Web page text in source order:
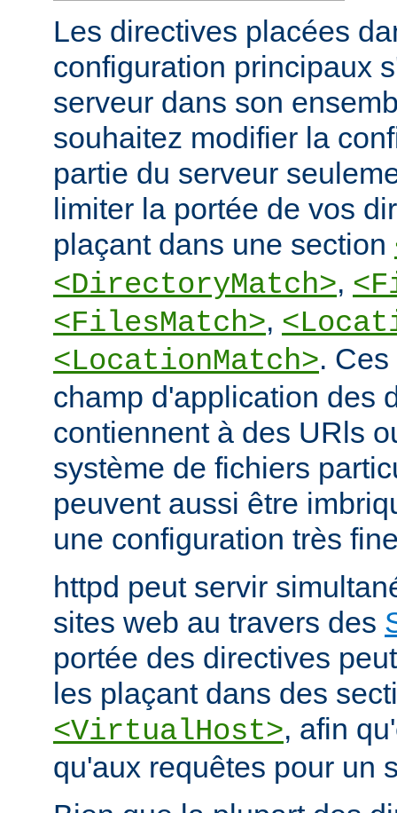
Les directives placées
configuration principaux
serveur dans son
souhaitez modifier la
partie du serveur
limiter la portée de vos
plaçant dans une section
<DirectoryMatch>,
<FilesMatch>,
<LocationMatch>.
champ d'application des
contiennent à des URls
système de fichiers
peuvent aussi être
une configuration très
httpd peut servir
sites web au travers des
portée des directives
les plaçant dans des
<VirtualHost>, afin
qu'aux requêtes pour un